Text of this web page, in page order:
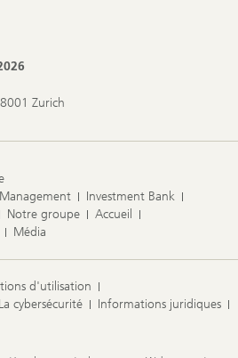
Zurich
Investment Bank
Notre groupe
Accueil
Média
d'utilisation
La cybersécurité
Informations juridiques